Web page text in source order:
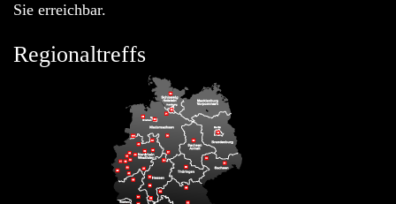
Sie erreichbar.
Regionaltreffs